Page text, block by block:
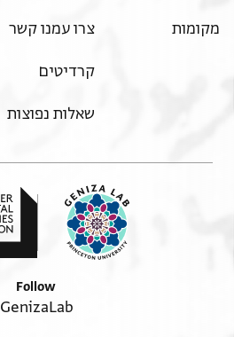
מקומות צרו עמנו קשר
קרדיטים
שאלות נפוצות
Follow
GenizaLab